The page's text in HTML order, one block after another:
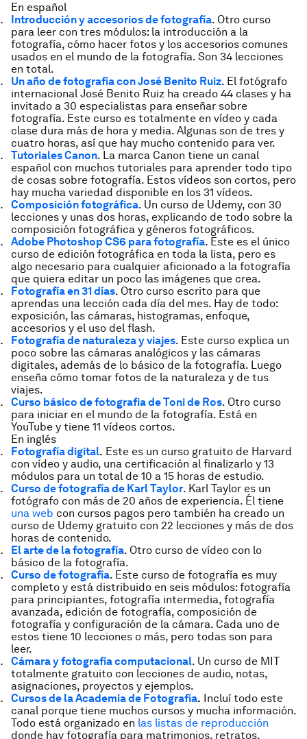
En español
Introducción y accesorios de fotografía. Otro curso
para leer con tres módulos: la introducción a la
fotografía, cómo hacer fotos y los accesorios comunes
usados en el mundo de la fotografía. Son 34 lecciones
en total.
Un año de fotografía con José Benito Ruiz. El fotógrafo
internacional José Benito Ruiz ha creado 44 clases y ha
invitado a 30 especialistas para enseñar sobre
fotografía. Este curso es totalmente en vídeo y cada
clase dura más de hora y media. Algunas son de tres y
cuatro horas, así que hay mucho contenido para ver.
Tutoriales Canon. La marca Canon tiene un canal
español con muchos tutoriales para aprender todo tipo
de cosas sobre fotografía. Estos vídeos son cortos, pero
hay mucha variedad disponible en los 31 vídeos.
Composición fotográfica. Un curso de Udemy, con 30
lecciones y unas dos horas, explicando de todo sobre la
composición fotográfica y géneros fotográficos.
Adobe Photoshop CS6 para fotografía. Este es el único
curso de edición fotográfica en toda la lista, pero es
algo necesario para cualquier aficionado a la fotografía
que quiera editar un poco las imágenes que crea.
Fotografía en 31 días. Otro curso escrito para que
aprendas una lección cada día del mes. Hay de todo:
exposición, las cámaras, histogramas, enfoque,
accesorios y el uso del flash.
Fotografía de naturaleza y viajes. Este curso explica un
poco sobre las cámaras analógicos y las cámaras
digitales, además de lo básico de la fotografía. Luego
enseña cómo tomar fotos de la naturaleza y de tus
viajes.
Curso básico de fotografia de Toni de Ros. Otro curso
para iniciar en el mundo de la fotografía. Está en
YouTube y tiene 11 vídeos cortos.
En inglés
Fotografía digital. Este es un curso gratuito de Harvard
con vídeo y audio, una certificación al finalizarlo y 13
módulos para un total de 10 a 15 horas de estudio.
Curso de fotografía de Karl Taylor. Karl Taylor es un
fotógrafo con más de 20 años de experiencia. Él tiene
una web con cursos pagos pero también ha creado un
curso de Udemy gratuito con 22 lecciones y más de dos
horas de contenido.
El arte de la fotografía. Otro curso de vídeo con lo
básico de la fotografía.
Curso de fotografía. Este curso de fotografía es muy
completo y está distribuido en seis módulos: fotografía
para principiantes, fotografía intermedia, fotografía
avanzada, edición de fotografía, composición de
fotografía y configuración de la cámara. Cada uno de
estos tiene 10 lecciones o más, pero todas son para
leer.
Cámara y fotografía computacional. Un curso de MIT
totalmente gratuito con lecciones de audio, notas,
asignaciones, proyectos y ejemplos.
Cursos de la Academia de Fotografía. Incluí todo este
canal porque tiene muchos cursos y mucha información.
Todo está organizado en las listas de reproducción
donde hay fotografía para matrimonios, retratos,